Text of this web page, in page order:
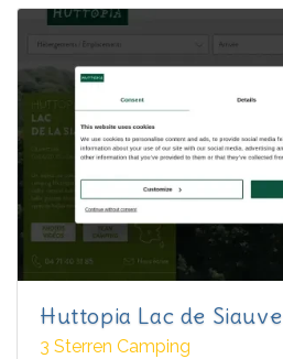
Huttopia Lac de Siauve
3 Sterren Camping